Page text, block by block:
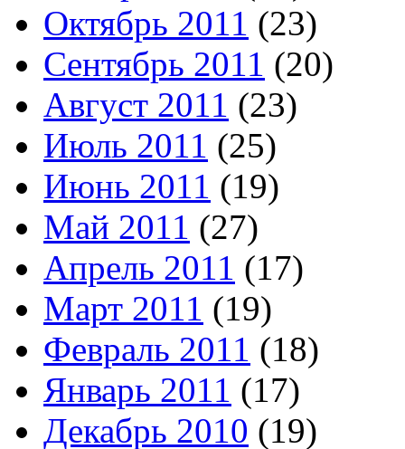
Октябрь 2011 (23)
Сентябрь 2011 (20)
Август 2011 (23)
Июль 2011 (25)
Июнь 2011 (19)
Май 2011 (27)
Апрель 2011 (17)
Март 2011 (19)
Февраль 2011 (18)
Январь 2011 (17)
Декабрь 2010 (19)